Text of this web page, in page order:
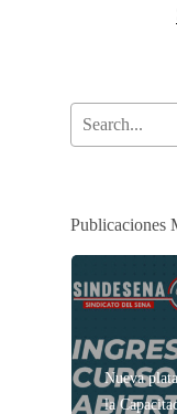
Publicaciones
Nueva
la